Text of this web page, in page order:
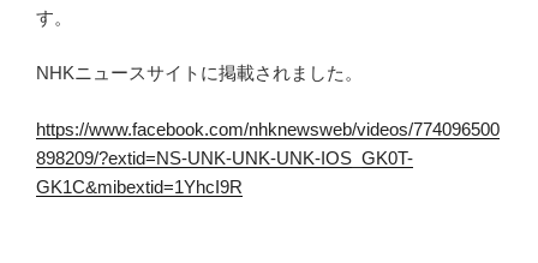
す。
NHKニュースサイトに掲載されました。
https://www.facebook.com/nhknewsweb/videos/774096500
898209/?extid=NS-UNK-UNK-UNK-IOS_GK0T-
GK1C&mibextid=1YhcI9R